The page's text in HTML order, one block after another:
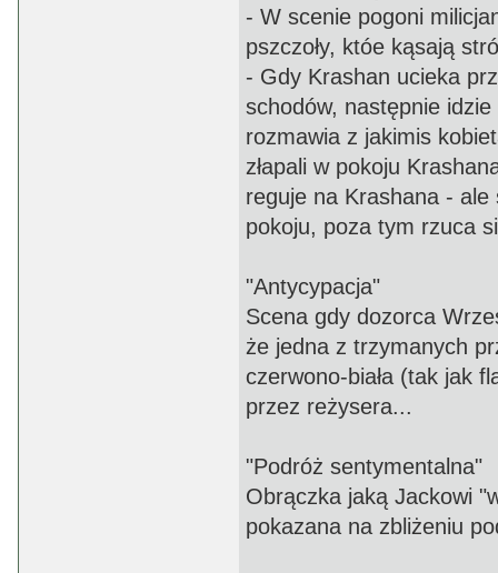
- W scenie pogoni
pszczoły, któe kąsają
- Gdy Krashan ucieka
schodów, następnie
rozmawia z jakimis
złapali w pokoju
reguje na Krashana - ale
pokoju, poza tym rzuca
"Antycypacja"
Scena gdy dozorca
że jedna z trzymanych
czerwono-biała (tak jak
przez reżysera...
"Podróż sentymentalna"
Obrączka jaką Jackowi
pokazana na zbliżeniu